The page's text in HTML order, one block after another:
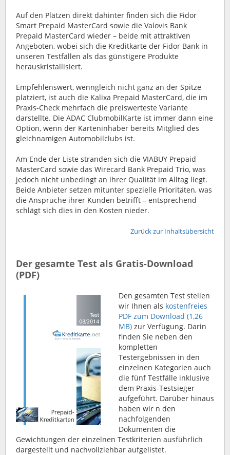
Auf den Plätzen direkt dahinter finden sich die Fidor
Smart Prepaid MasterCard sowie die Valovis Bank
Prepaid MasterCard wieder – beide mit attraktiven
Angeboten, wobei sich die Kreditkarte der Fidor Bank in
unseren Testfällen als das günstigere Produkte
herauskristallisiert.
Empfehlenswert, wenngleich nicht ganz an der Spitze
platziert, ist auch die Kalixa Prepaid MasterCard, die im
Praxis-Check mehrfach die preiswerteste Variante
darstellte. Die ADAC ClubmobilKarte ist immer dann eine
Option, wenn der Karteninhaber bereits Mitglied des
gleichnamigen Automobilclubs ist.
Am Ende der Liste stranden sich die VIABUY Prepaid
MasterCard sowie das Wirecard Bank Prepaid Trio, was
jedoch nicht unbedingt an ihrer Qualität im Alltag liegt.
Beide Anbieter setzen mitunter spezielle Prioritäten, was
die Ansprüche ihrer Kunden betrifft – entsprechend
schlägt sich dies in den Kosten nieder.
Zurück zur Inhaltsübersicht
Der gesamte Test als Gratis-Download
(PDF)
Den gesamten Test stellen
wir Ihnen als kostenfreies
PDF zum Download (1,26
MB) zur Verfügung. Darin
finden Sie neben den
kompletten
Testergebnissen in den
einzelnen Kategorien auch
die fünf Testfälle inklusive
dem Praxis-Testsieger
aufgeführt. Darüber hinaus
haben wir n den
nachfolgenden
Dokumenten die
Gewichtungen der einzelnen Testkriterien ausführlich
dargestellt und nachvollziehbar aufgelistet.